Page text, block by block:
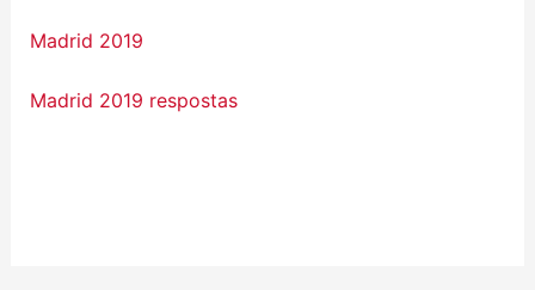
Madrid 2019
Madrid 2019 respostas